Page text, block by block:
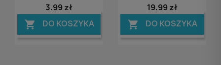
3,99 zł
 DO KOSZYKA
19,99 zł
 DO KOSZYKA